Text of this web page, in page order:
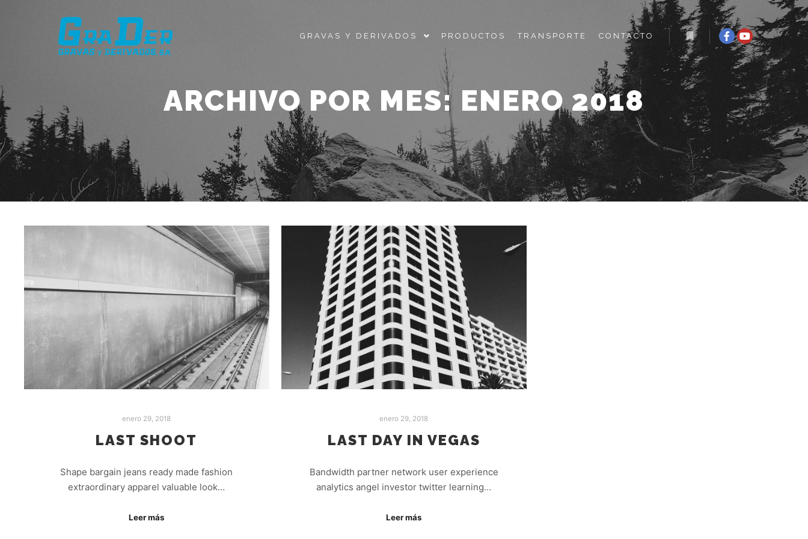
GRAVAS Y DERIVADOS PRODUCTOS TRANSPORTE
CONTACTO
Más información
ARCHIVO POR MES: ENERO 2018
enero 29, 2018
LAST SHOOT
Shape bargain jeans ready made fashion
extraordinary apparel valuable look…
Leer más
enero 29, 2018
LAST DAY IN VEGAS
Bandwidth partner network user experience
analytics angel investor twitter learning…
Leer más